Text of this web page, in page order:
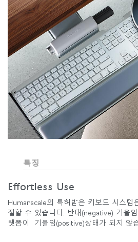
특징
Effortless Use
Humanscale의 특허받은 키보드 시스템
절할 수 있습니다. 반대(negative) 기울
랫폼이 기울임(positive)상태가 되지 않